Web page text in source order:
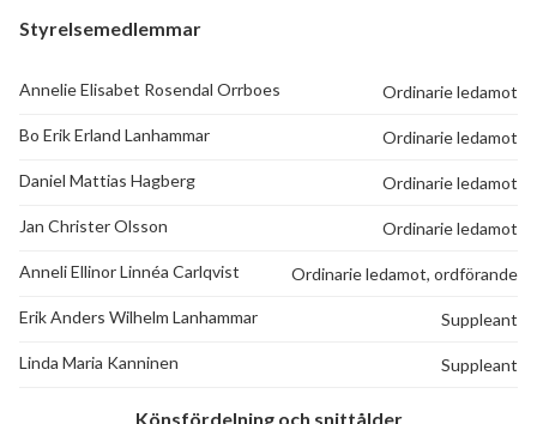
Styrelsemedlemmar
Annelie Elisabet Rosendal Orrboes Ordinarie ledamot
Bo Erik Erland Lanhammar Ordinarie ledamot
Daniel Mattias Hagberg Ordinarie ledamot
Jan Christer Olsson Ordinarie ledamot
Anneli Ellinor Linnéa Carlqvist Ordinarie ledamot, ordförande
Erik Anders Wilhelm Lanhammar Suppleant
Linda Maria Kanninen Suppleant
Könsfördelning och snittålder